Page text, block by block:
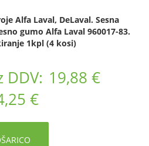
Alfa Laval, DeLaval. Sesna
gumo Alfa Laval 960017-83.
1kpl (4 kosi)
DDV: 19,88 €
€